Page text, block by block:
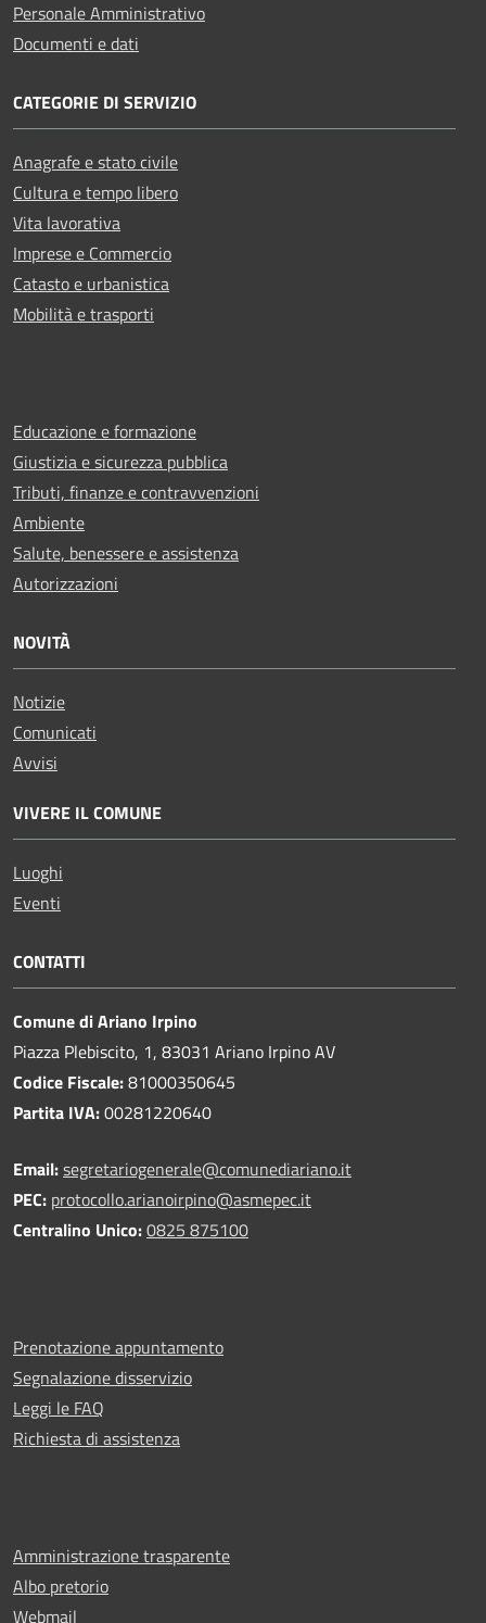
Personale Amministrativo
Documenti e dati
CATEGORIE DI SERVIZIO
Anagrafe e stato civile
Cultura e tempo libero
Vita lavorativa
Imprese e Commercio
Catasto e urbanistica
Mobilità e trasporti
Educazione e formazione
Giustizia e sicurezza pubblica
Tributi, finanze e contravvenzioni
Ambiente
Salute, benessere e assistenza
Autorizzazioni
NOVITÀ
Notizie
Comunicati
Avvisi
VIVERE IL COMUNE
Luoghi
Eventi
CONTATTI
Comune di Ariano Irpino
Piazza Plebiscito, 1, 83031 Ariano Irpino AV
Codice Fiscale:81000350645
Partita IVA:00281220640
Email:segretariogenerale@comunediariano.it
PEC: protocollo.arianoirpino@asmepec.it
Centralino Unico:0825 875100
Prenotazione appuntamento
Segnalazione disservizio
Leggi le FAQ
Richiesta di assistenza
Amministrazione trasparente
Albo pretorio
Webmail